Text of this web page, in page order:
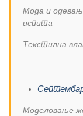
Мода и
испита
Текстилна
Моделовање